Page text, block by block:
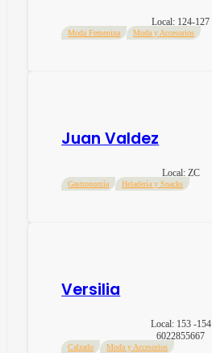
Local: 124-127
Moda Femenina Moda y Accesorios
Juan Valdez
Local: ZC
Gastronomía Heladería y Snacks
Versilia
Local: 153 -154
6022855667
Calzado Moda y Accesorios